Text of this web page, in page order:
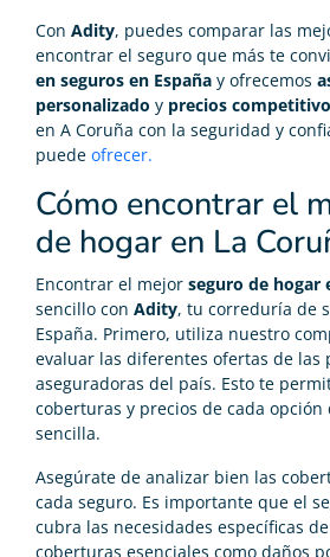
Con Adity, puedes comparar las
encontrar el seguro que más te
en seguros en España y ofrecemos
personalizado y precios
en A Coruña con la seguridad y
puede ofrecer.
Cómo encontrar el
de hogar en La
Encontrar el mejor seguro de hogar
sencillo con Adity, tu correduría de
España. Primero, utiliza nuestro
evaluar las diferentes ofertas de las
aseguradoras del país. Esto te
coberturas y precios de cada opción
sencilla.
Asegúrate de analizar bien las
cada seguro. Es importante que el
cubra las necesidades específicas
coberturas esenciales como daños